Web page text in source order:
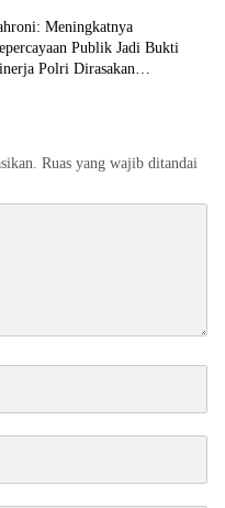
Meningkatnya
Publik Jadi Bukti
Polri Dirasakan
Ruas yang wajib ditandai